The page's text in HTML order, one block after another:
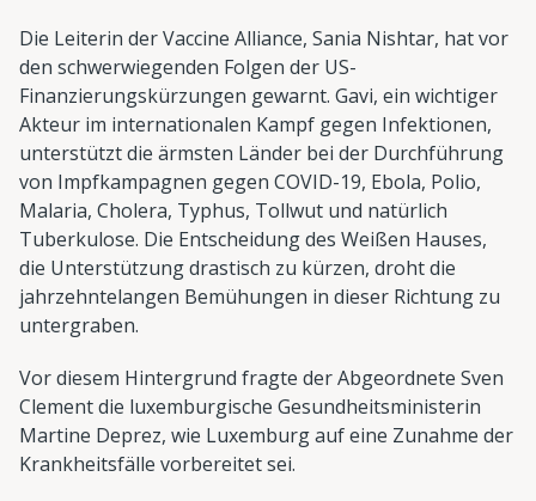
Die Leiterin der Vaccine Alliance, Sania Nishtar, hat vor
den schwerwiegenden Folgen der US-
Finanzierungskürzungen gewarnt. Gavi, ein wichtiger
Akteur im internationalen Kampf gegen Infektionen,
unterstützt die ärmsten Länder bei der Durchführung
von Impfkampagnen gegen COVID-19, Ebola, Polio,
Malaria, Cholera, Typhus, Tollwut und natürlich
Tuberkulose. Die Entscheidung des Weißen Hauses,
die Unterstützung drastisch zu kürzen, droht die
jahrzehntelangen Bemühungen in dieser Richtung zu
untergraben.
Vor diesem Hintergrund fragte der Abgeordnete Sven
Clement die luxemburgische Gesundheitsministerin
Martine Deprez, wie Luxemburg auf eine Zunahme der
Krankheitsfälle vorbereitet sei.